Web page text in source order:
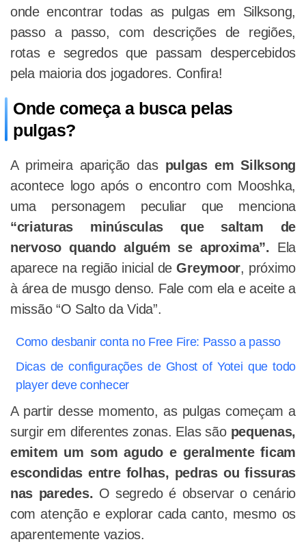
onde encontrar todas as pulgas em Silksong,
passo a passo, com descrições de regiões,
rotas e segredos que passam despercebidos
pela maioria dos jogadores. Confira!
Onde começa a busca pelas
pulgas?
A primeira aparição das pulgas em Silksong
acontece logo após o encontro com Mooshka,
uma personagem peculiar que menciona
“criaturas minúsculas que saltam de
nervoso quando alguém se aproxima”. Ela
aparece na região inicial deGreymoor, próximo
à área de musgo denso. Fale com ela e aceite a
missão “O Salto da Vida”.
Como desbanir conta no Free Fire: Passo a passo
Dicas de configurações de Ghost of Yotei que todo
player deve conhecer
A partir desse momento, as pulgas começam a
surgir em diferentes zonas. Elas são pequenas,
emitem um som agudo e geralmente ficam
escondidas entre folhas, pedras ou fissuras
nas paredes. O segredo é observar o cenário
com atenção e explorar cada canto, mesmo os
aparentemente vazios.